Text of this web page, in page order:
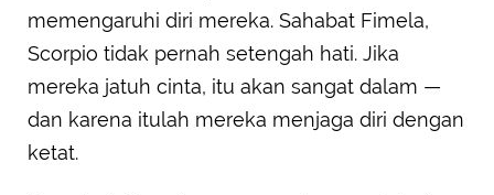
memengaruhi diri mereka. Sahabat Fimela,
Scorpio tidak pernah setengah hati. Jika
mereka jatuh cinta, itu akan sangat dalam —
dan karena itulah mereka menjaga diri dengan
ketat.